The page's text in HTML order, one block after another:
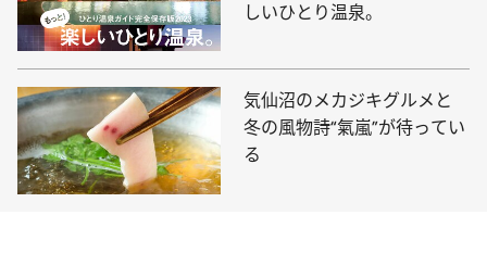
しいひとり温泉。
気仙沼のメカジキグルメと
冬の風物詩“氣嵐”が待ってい
る